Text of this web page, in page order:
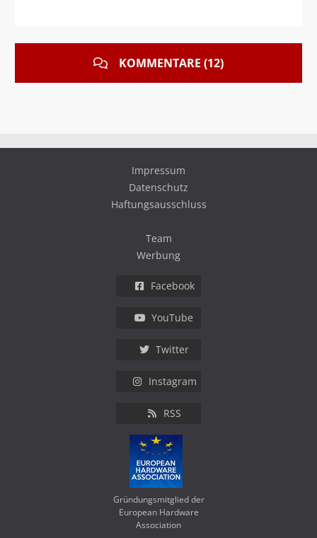
KOMMENTARE (12)
Impressum
Datenschutz
Haftungsausschluss
Team
Werbung
Facebook
YouTube
Twitter
Instagram
RSS
Gründungsmitglied der
European Hardware
Association